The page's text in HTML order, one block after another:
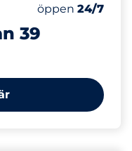
39
Antal
Totalt antal
Fredag
öppen 24/7